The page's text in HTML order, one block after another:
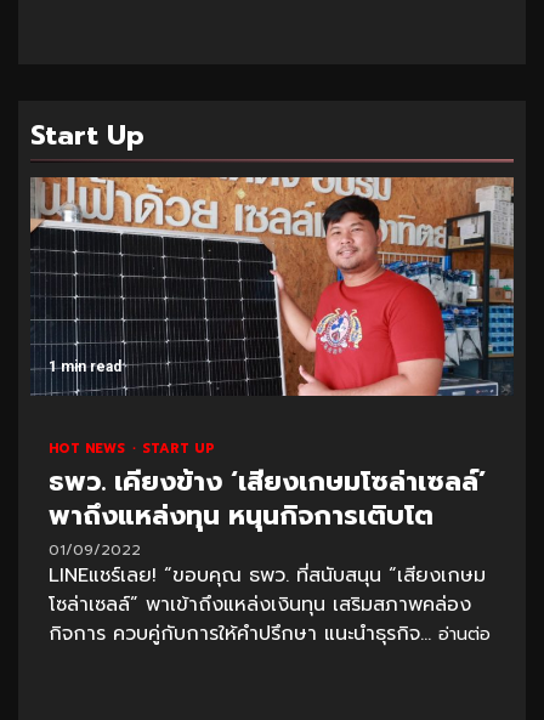
Start Up
1 min read
HOT NEWS START UP
ธพว. เคียงข้าง ‘เสียงเกษมโซล่าเซลล์’
พาถึงแหล่งทุน หนุนกิจการเติบโต
01/09/2022
LINEแชร์เลย! “ขอบคุณ ธพว. ที่สนับสนุน “เสียงเกษม
โซล่าเซลล์” พาเข้าถึงแหล่งเงินทุน เสริมสภาพคล่อง
กิจการ ควบคู่กับการให้คำปรึกษา แนะนำธุรกิจ... อ่านต่อ